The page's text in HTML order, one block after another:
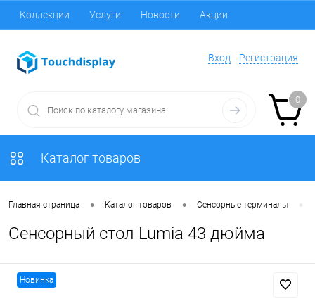
Коллекции Услуги Новости Акции
Вход Регистрация
0
Каталог товаров
Главная страница • Каталог товаров • Сенсорные терминалы •
Сенсорный стол Lumia 43 дюйма
Новинка